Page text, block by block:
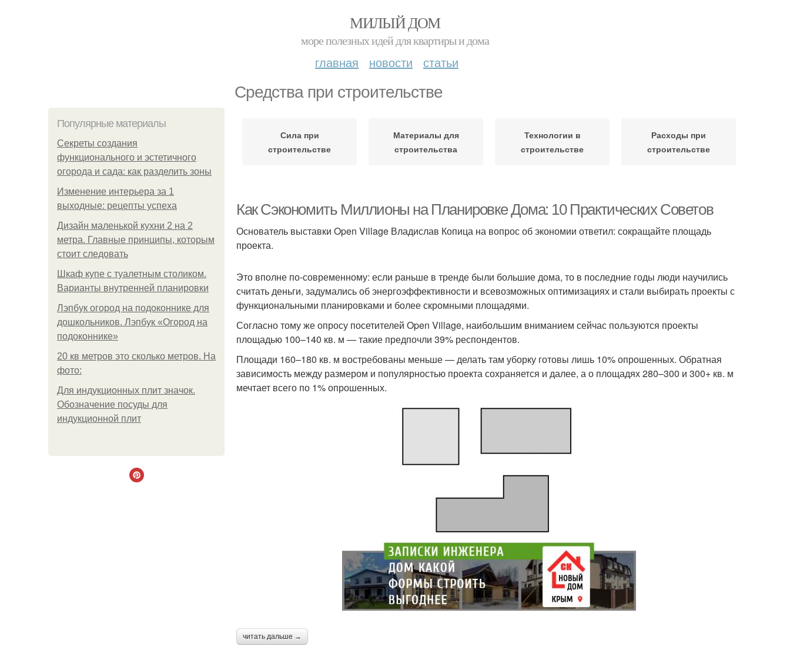
МИЛЫЙ ДОМ
море полезных идей для квартиры и дома
главная новости статьи
Средства при строительстве
Популярные материалы
Секреты создания
функционального и эстетичного
огорода и сада: как разделить зоны
Изменение интерьера за 1
выходные: рецепты успеха
Дизайн маленькой кухни 2 на 2
метра. Главные принципы, которым
стоит следовать
Шкаф купе с туалетным столиком.
Варианты внутренней планировки
Лэпбук огород на подоконнике для
дошкольников. Лэпбук «Огород на
подоконнике»
20 кв метров это сколько метров. На
фото:
Для индукционных плит значок.
Обозначение посуды для
индукционной плит
Сила при
строительстве
Материалы для
строительства
Технологии в
строительстве
Расходы при
строительстве
Как Сэкономить Миллионы на Планировке Дома: 10 Практических Советов
Основатель выставки Open Village Владислав Копица на вопрос об экономии ответил: сокращайте площадь
проекта.
Это вполне по-современному: если раньше в тренде были большие дома, то в последние годы люди научились
считать деньги, задумались об энергоэффективности и всевозможных оптимизациях и стали выбирать проекты с
функциональными планировками и более скромными площадями.
Согласно тому же опросу посетителей Open Village, наибольшим вниманием сейчас пользуются проекты
площадью 100–140 кв. м — такие предпочли 39% респондентов.
Площади 160–180 кв. м востребованы меньше — делать там уборку готовы лишь 10% опрошенных. Обратная
зависимость между размером и популярностью проекта сохраняется и далее, а о площадях 280–300 и 300+ кв. м
мечтает всего по 1% опрошенных.
читать дальше →